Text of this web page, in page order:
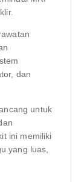
dan
untuk
ini memiliki
yang luas,